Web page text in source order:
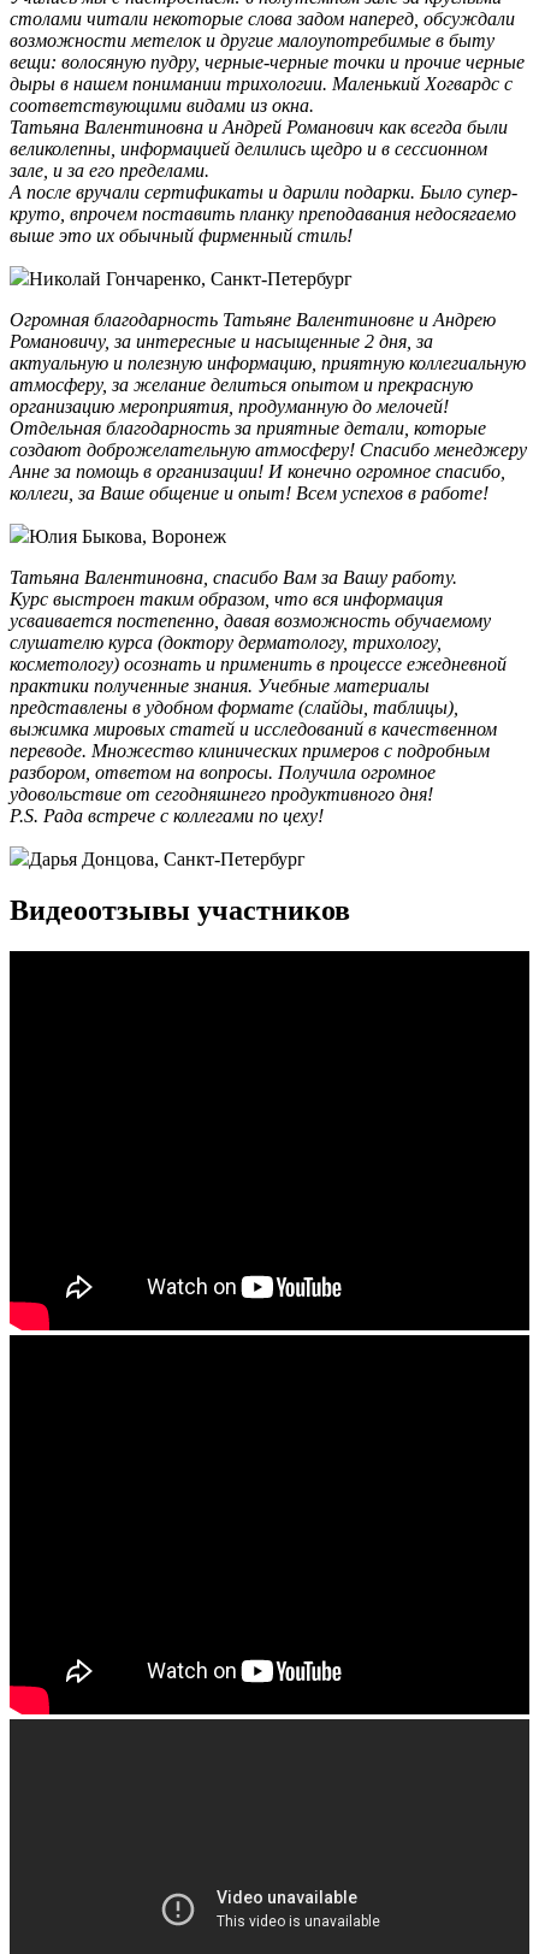
столами читали некоторые слова задом наперед, обсуждали
возможности метелок и другие малоупотребимые в быту
вещи: волосяную пудру, черные-черные точки и прочие черные
дыры в нашем понимании трихологии. Маленький Хогвардс с
соответствующими видами из окна.
Татьяна Валентиновна и Андрей Романович как всегда были
великолепны, информацией делились щедро и в сессионном
зале, и за его пределами.
А после вручали сертификаты и дарили подарки. Было супер-
круто, впрочем поставить планку преподавания недосягаемо
выше это их обычный фирменный стиль!
Николай Гончаренко, Санкт-Петербург
Огромная благодарность Татьяне Валентиновне и Андрею
Романовичу, за интересные и насыщенные 2 дня, за
актуальную и полезную информацию, приятную коллегиальную
атмосферу, за желание делиться опытом и прекрасную
организацию мероприятия, продуманную до мелочей!
Отдельная благодарность за приятные детали, которые
создают доброжелательную атмосферу! Спасибо менеджеру
Анне за помощь в организации! И конечно огромное спасибо,
коллеги, за Ваше общение и опыт! Всем успехов в работе!
Юлия Быкова, Воронеж
Татьяна Валентиновна, спасибо Вам за Вашу работу.
Курс выстроен таким образом, что вся информация
усваивается постепенно, давая возможность обучаемому
слушателю курса (доктору дерматологу, трихологу,
косметологу) осознать и применить в процессе ежедневной
практики полученные знания. Учебные материалы
представлены в удобном формате (слайды, таблицы),
выжимка мировых статей и исследований в качественном
переводе. Множество клинических примеров с подробным
разбором, ответом на вопросы. Получила огромное
удовольствие от сегодняшнего продуктивного дня!
P.S. Рада встрече с коллегами по цеху!
Дарья Донцова, Санкт-Петербург
Видеоотзывы участников